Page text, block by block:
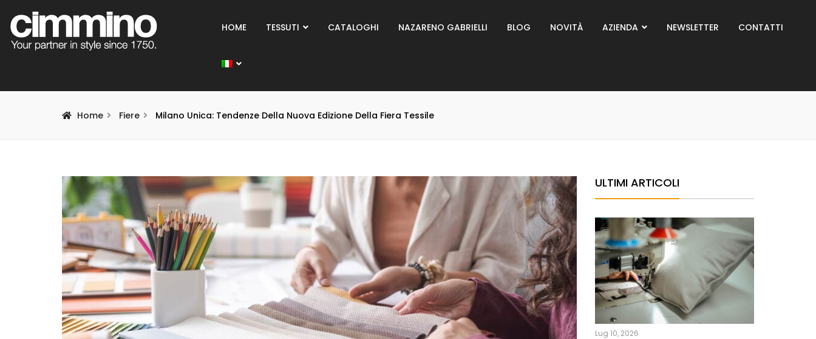
HOME TESSUTI CATALOGHI NAZARENO GABRIELLI BLOG NOVITÀ AZIENDA NEWSLETTER CONTATTI
Home Fiere Milano Unica: Tendenze Della Nuova Edizione Della Fiera Tessile
ULTIMI ARTICOLI
Lug 10, 2026